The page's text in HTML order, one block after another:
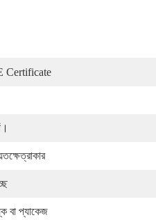
Certificate
বা প্যাকেজ